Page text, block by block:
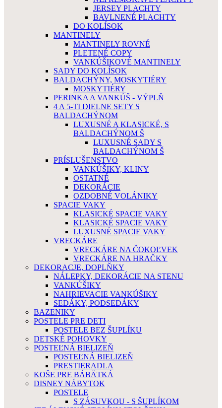
JERSEY PLACHTY
BAVLNENÉ PLACHTY
DO KOLÍSOK
MANTINELY
MANTINELY ROVNÉ
PLETENÉ COPY
VANKÚŠIKOVÉ MANTINELY
SADY DO KOLÍSOK
BALDACHÝNY, MOSKYTIÉRY
MOSKYTIÉRY
PERINKA A VANKÚŠ - VÝPLŇ
4 A 5-TI DIELNE SETY S
BALDACHÝNOM
LUXUSNÉ A KLASICKÉ, S
BALDACHÝNOM Š
LUXUSNÉ SADY S
BALDACHÝNOM Š
PRÍSLUŠENSTVO
VANKÚŠIKY, KLINY
OSTATNÉ
DEKORÁCIE
OZDOBNÉ VOLÁNIKY
SPACIE VAKY
KLASICKÉ SPACIE VAKY
KLASICKÉ SPACIE VAKY
LUXUSNÉ SPACIE VAKY
VRECKÁRE
VRECKÁRE NA ČOKOĽVEK
VRECKÁRE NA HRAČKY
DEKORACJE, DOPLŇKY
NÁLEPKY, DEKORÁCIE NA STENU
VANKÚŠIKY
NAHRIEVACIE VANKÚŠIKY
SEDÁKY, PODSEDÁKY
BAZENIKY
POSTELE PRE DETI
POSTELE BEZ ŠUPLÍKU
DETSKÉ POHOVKY
POSTEĽNÁ BIELIZEŇ
POSTEĽNÁ BIELIZEŇ
PRESTIERADLA
KOŠE PRE BÁBÄTKÁ
DISNEY NÁBYTOK
POSTELE
S ZÁSUVKOU - S ŠUPLÍKOM